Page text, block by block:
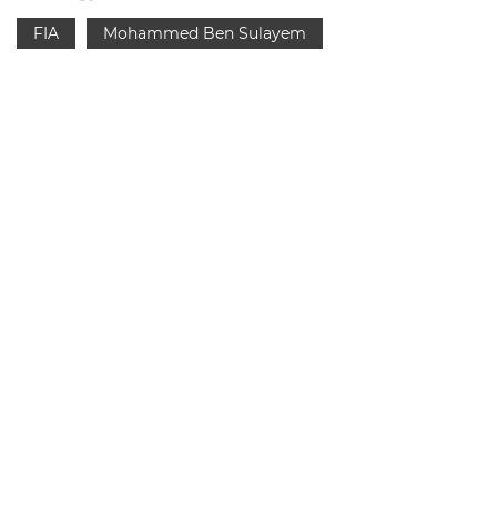
FIA Mohammed Ben Sulayem